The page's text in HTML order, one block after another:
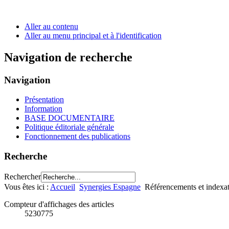
Aller au contenu
Aller au menu principal et à l'identification
Navigation de recherche
Navigation
Présentation
Information
BASE DOCUMENTAIRE
Politique éditoriale générale
Fonctionnement des publications
Recherche
Rechercher
Vous êtes ici : Accueil Synergies Espagne Référencements et
Compteur d'affichages des articles
5230775